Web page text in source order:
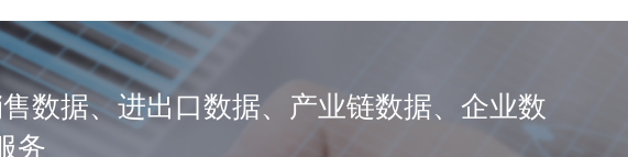
数据、进出口数据、产业链数据、企业数
务